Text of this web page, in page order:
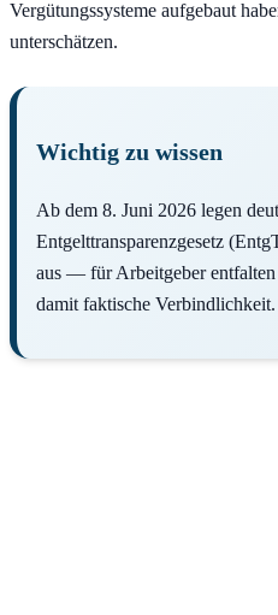
Vergütungssysteme aufgebaut
unterschätzen.
Wichtig zu wissen
Ab dem 8. Juni 2026 legen
Entgelttransparenzgesetz
aus — für Arbeitgeber
damit faktische Verbindlichkeit.